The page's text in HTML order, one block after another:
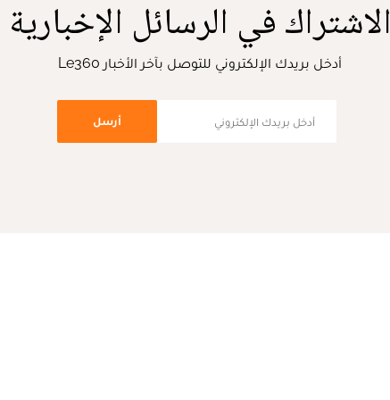
الاشتراك في الرسائل الإخبارية
أدخل بريدك الإلكتروني للتوصل بآخر الأخبار Le360
أرسل